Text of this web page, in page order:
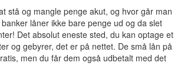
stå og mangle penge akut, og hvor går man
låner ikke bare penge ud og da slet
Det absolut eneste sted, du kan optage et
og gebyrer, det er på nettet. De små lån på
men du får dem også udbetalt med det